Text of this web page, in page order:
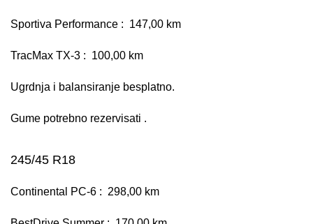
Sportiva Performance : 147,00 km
TracMax TX-3 : 100,00 km
Ugrdnja i balansiranje besplatno.
Gume potrebno rezervisati .
245/45 R18
Continental PC-6 : 298,00 km